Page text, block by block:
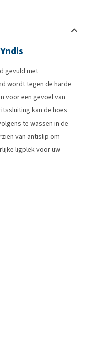
gevuld met
wordt tegen de harde
voor een gevoel van
kan de hoes
te wassen in de
van antislip om
ligplek voor uw